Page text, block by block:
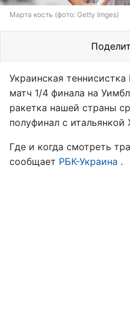
Марта кость (фото: Getty Imges)
Украинская
матч 1/4 финала на
ракетка нашей страны
полуфинал с
Где и когда смотреть
сообщает РБК-Украина .